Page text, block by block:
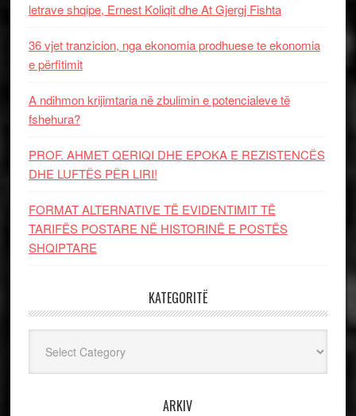
letrave shqipe, Ernest Koliqit dhe At Gjergj Fishta
36 vjet tranzicion, nga ekonomia prodhuese te ekonomia
e përfitimit
A ndihmon krijimtaria në zbulimin e potencialeve të
fshehura?
PROF. AHMET QERIQI DHE EPOKA E REZISTENCЁS
DHE LUFTЁS PЁR LIRI!
FORMAT ALTERNATIVE TË EVIDENTIMIT TË
TARIFËS POSTARE NË HISTORINË E POSTËS
SHQIPTARE
KATEGORITË
ARKIV